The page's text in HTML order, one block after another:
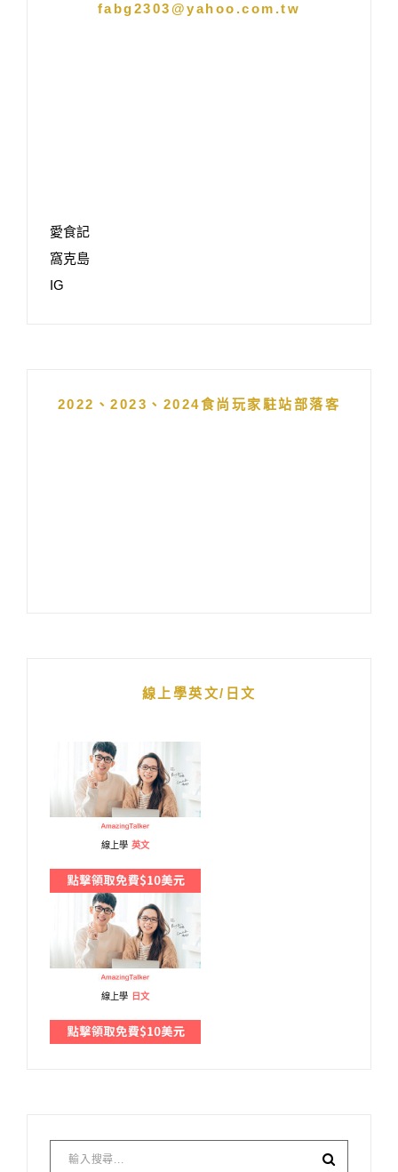
fabg2303@yahoo.com.tw
愛食記
窩克島
IG
2022、2023、2024食尚玩家駐站部落客
線上學英文/日文
線上學 英文
線上學 日文